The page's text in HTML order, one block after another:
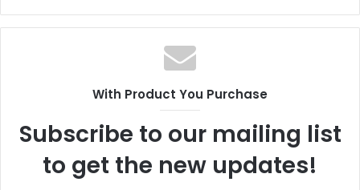
With Product You Purchase
Subscribe to our mailing list
to get the new updates!